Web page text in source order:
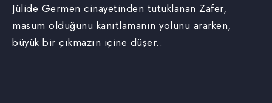
Jülide Germen cinayetinden tutuklanan Zafer,
masum olduğunu kanıtlamanın yolunu ararken,
büyük bir çıkmazın içine düşer..